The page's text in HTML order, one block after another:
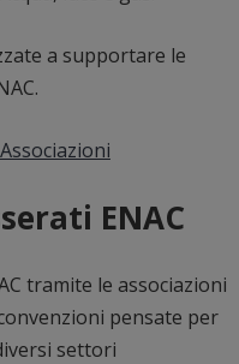
a supportare le
ENAC
tramite le associazioni
pensate per
settori